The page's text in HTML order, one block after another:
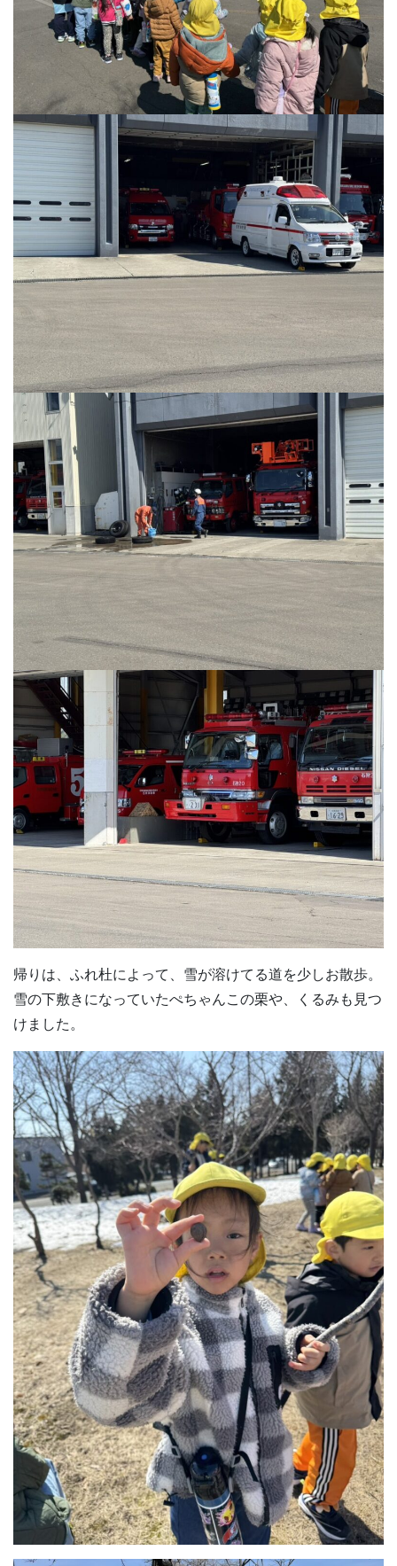
帰りは、ふれ杜によって、雪が溶けてる道を少しお散歩。
雪の下敷きになっていたぺちゃんこの栗や、くるみも見つ
けました。